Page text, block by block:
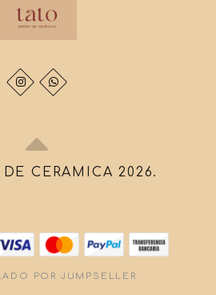
CERAMICA 2026.
POR JUMPSELLER .